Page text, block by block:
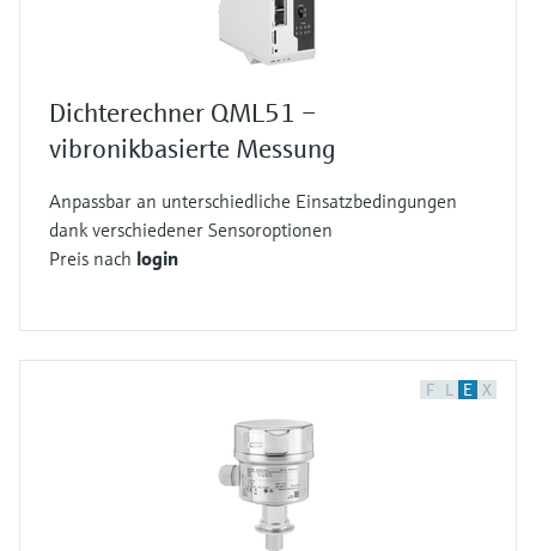
Dichterechner QML51 –
vibronikbasierte Messung
Anpassbar an unterschiedliche Einsatzbedingungen
dank verschiedener Sensoroptionen
Preis nach login
F L E X